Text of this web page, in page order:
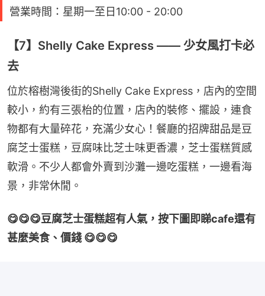
營業時間：星期一至日10:00 - 20:00
【7】Shelly Cake Express —— 少女風打卡必
去
位於榕樹灣後街的Shelly Cake Express，店內的空間
較小，約有三張枱的位置，店內的裝修、擺設，連食
物都有大量碎花，充滿少女心！餐廳的招牌甜品是豆
腐芝士蛋糕，豆腐味比芝士味更香濃，芝士蛋糕質感
軟滑。不少人都會外賣到沙灘一邊吃蛋糕，一邊看海
景，非常休閒。
😋😋😋豆腐芝士蛋糕超有人氣，按下圖即睇cafe還有
甚麼美食、價錢 😋😋😋